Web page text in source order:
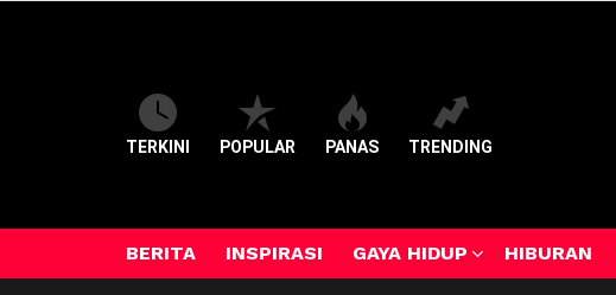
TERKINI POPULAR PANAS TRENDING
BERITA INSPIRASI GAYA HIDUP HIBURAN